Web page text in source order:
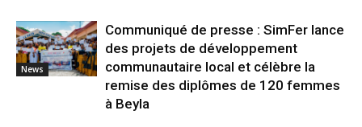
News
Communiqué de presse : SimFer lance
des projets de développement
communautaire local et célèbre la
remise des diplômes de 120 femmes
à Beyla